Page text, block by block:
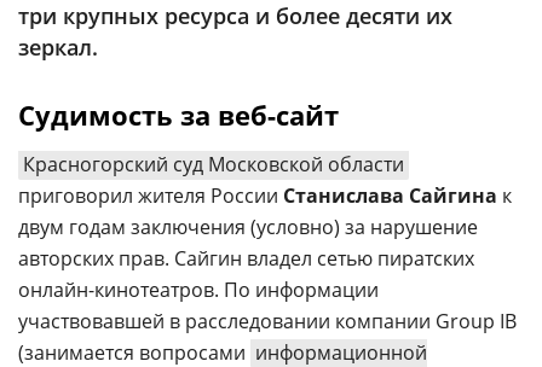
ТВ
Об
издании
Реклама
Вакансии
Контакты
Max
Дзен
Rutube
три крупных ресурса и более десяти их
зеркал.
Судимость за веб-сайт
Красногорский суд Московской области
приговорил жителя России Станислава Сайгина к
двум годам заключения (условно) за нарушение
авторских прав. Сайгин владел сетью пиратских
онлайн-кинотеатров. По информации
участвовавшей в расследовании компании Group IB
(занимается вопросами информационной